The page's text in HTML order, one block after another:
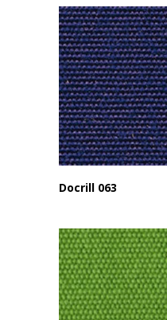
Docrill 063